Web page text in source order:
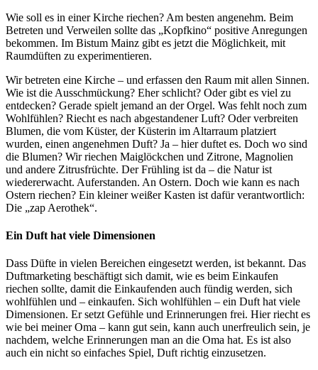
Wie soll es in einer Kirche riechen? Am besten angenehm. Beim
Betreten und Verweilen sollte das „Kopfkino“ positive Anregungen
bekommen. Im Bistum Mainz gibt es jetzt die Möglichkeit, mit
Raumdüften zu experimentieren.
Wir betreten eine Kirche – und erfassen den Raum mit allen Sinnen.
Wie ist die Ausschmückung? Eher schlicht? Oder gibt es viel zu
entdecken? Gerade spielt jemand an der Orgel. Was fehlt noch zum
Wohlfühlen? Riecht es nach abgestandener Luft? Oder verbreiten
Blumen, die vom Küster, der Küsterin im Altarraum platziert
wurden, einen angenehmen Duft? Ja – hier duftet es. Doch wo sind
die Blumen? Wir riechen Maiglöckchen und Zitrone, Magnolien
und andere Zitrusfrüchte. Der Frühling ist da – die Natur ist
wiedererwacht. Auferstanden. An Ostern. Doch wie kann es nach
Ostern riechen? Ein kleiner weißer Kasten ist dafür verantwortlich:
Die „zap Aerothek“.
Ein Duft hat viele Dimensionen
Dass Düfte in vielen Bereichen eingesetzt werden, ist bekannt. Das
Duftmarketing beschäftigt sich damit, wie es beim Einkaufen
riechen sollte, damit die Einkaufenden auch fündig werden, sich
wohlfühlen und – einkaufen. Sich wohlfühlen – ein Duft hat viele
Dimensionen. Er setzt Gefühle und Erinnerungen frei. Hier riecht es
wie bei meiner Oma – kann gut sein, kann auch unerfreulich sein, je
nachdem, welche Erinnerungen man an die Oma hat. Es ist also
auch ein nicht so einfaches Spiel, Duft richtig einzusetzen.